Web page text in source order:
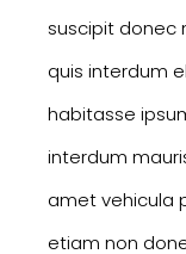
suscipit donec
quis interdum
habitasse
interdum
amet vehicula
etiam non